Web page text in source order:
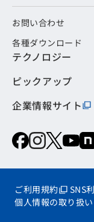
お問い合わせ
各種ダウンロード
テクノロジー
ピックアップ
企業情報サイト
ご利用規約
SNS
個人情報の取り扱